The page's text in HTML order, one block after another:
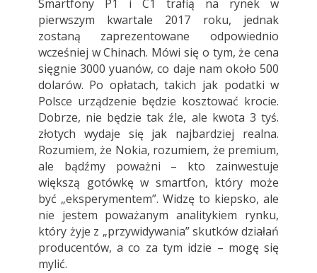
Smartfony P1 i C1 trafią na rynek w
pierwszym kwartale 2017 roku, jednak
zostaną zaprezentowane odpowiednio
wcześniej w Chinach. Mówi się o tym, że cena
sięgnie 3000 yuanów, co daje nam około 500
dolarów. Po opłatach, takich jak podatki w
Polsce urządzenie będzie kosztować krocie.
Dobrze, nie będzie tak źle, ale kwota 3 tyś.
złotych wydaje się jak najbardziej realna.
Rozumiem, że Nokia, rozumiem, że premium,
ale bądźmy poważni – kto zainwestuje
większą gotówkę w smartfon, który może
być „eksperymentem”. Widzę to kiepsko, ale
nie jestem poważanym analitykiem rynku,
który żyje z „przywidywania” skutków działań
producentów, a co za tym idzie – mogę się
mylić.